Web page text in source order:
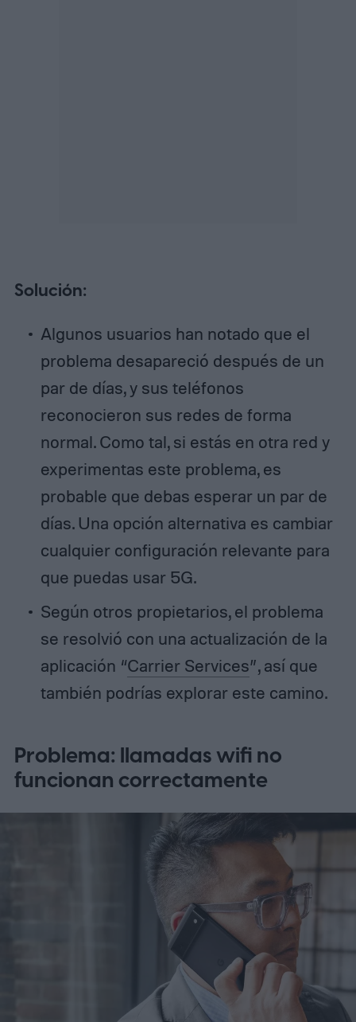
Solución:
Algunos usuarios han notado que el
problema desapareció después de un
par de días, y sus teléfonos
reconocieron sus redes de forma
normal. Como tal, si estás en otra red y
experimentas este problema, es
probable que debas esperar un par de
días. Una opción alternativa es cambiar
cualquier configuración relevante para
que puedas usar 5G.
Según otros propietarios, el problema
se resolvió con una actualización de la
aplicación “Carrier Services”, así que
también podrías explorar este camino.
Problema: llamadas wifi no
funcionan correctamente